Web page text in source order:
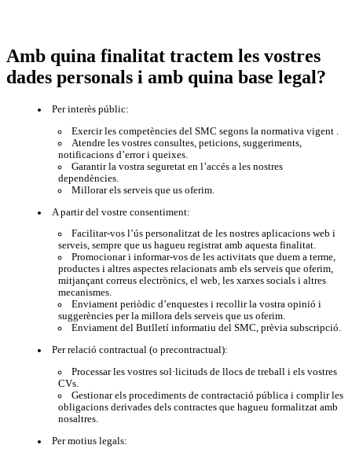
Amb quina finalitat tractem les vostres
dades personals i amb quina base legal?
Per interès públic:
Exercir les competències del SMC segons la normativa vigent .
Atendre les vostres consultes, peticions, suggeriments,
notificacions d’error i queixes.
Garantir la vostra seguretat en l’accés a les nostres
dependències.
Millorar els serveis que us oferim.
A partir del vostre consentiment:
Facilitar-vos l’ús personalitzat de les nostres aplicacions web i
serveis, sempre que us hagueu registrat amb aquesta finalitat.
Promocionar i informar-vos de les activitats que duem a terme,
productes i altres aspectes relacionats amb els serveis que oferim,
mitjançant correus electrònics, el web, les xarxes socials i altres
mecanismes.
Enviament periòdic d’enquestes i recollir la vostra opinió i
suggerències per la millora dels serveis que us oferim.
Enviament del Butlletí informatiu del SMC, prèvia subscripció.
Per relació contractual (o precontractual):
Processar les vostres sol·licituds de llocs de treball i els vostres
CVs.
Gestionar els procediments de contractació pública i complir les
obligacions derivades dels contractes que hagueu formalitzat amb
nosaltres.
Per motius legals: